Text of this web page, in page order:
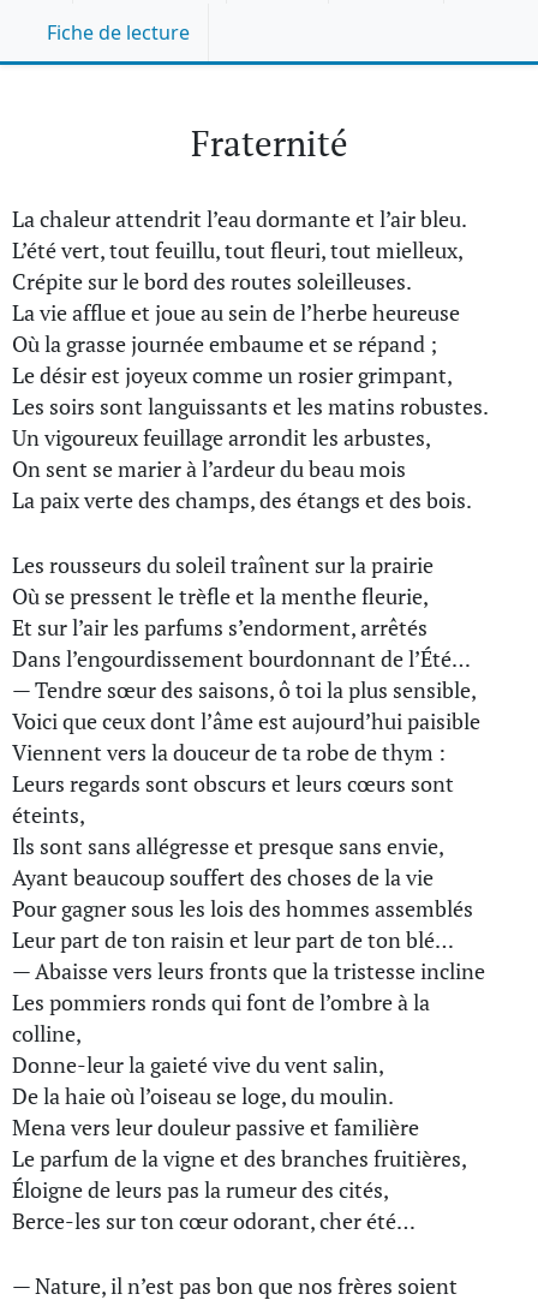
Fiche de lecture
Fraternité
La chaleur attendrit l’eau dormante et l’air bleu.
L’été vert, tout feuillu, tout fleuri, tout mielleux,
Crépite sur le bord des routes soleilleuses.
La vie afflue et joue au sein de l’herbe heureuse
Où la grasse journée embaume et se répand ;
Le désir est joyeux comme un rosier grimpant,
Les soirs sont languissants et les matins robustes.
Un vigoureux feuillage arrondit les arbustes,
On sent se marier à l’ardeur du beau mois
La paix verte des champs, des étangs et des bois.
Les rousseurs du soleil traînent sur la prairie
Où se pressent le trèfle et la menthe fleurie,
Et sur l’air les parfums s’endorment, arrêtés
Dans l’engourdissement bourdonnant de l’Été…
— Tendre sœur des saisons, ô toi la plus sensible,
Voici que ceux dont l’âme est aujourd’hui paisible
Viennent vers la douceur de ta robe de thym :
Leurs regards sont obscurs et leurs cœurs sont
éteints,
Ils sont sans allégresse et presque sans envie,
Ayant beaucoup souffert des choses de la vie
Pour gagner sous les lois des hommes assemblés
Leur part de ton raisin et leur part de ton blé…
— Abaisse vers leurs fronts que la tristesse incline
Les pommiers ronds qui font de l’ombre à la
colline,
Donne-leur la gaieté vive du vent salin,
De la haie où l’oiseau se loge, du moulin.
Mena vers leur douleur passive et familière
Le parfum de la vigne et des branches fruitières,
Éloigne de leurs pas la rumeur des cités,
Berce-les sur ton cœur odorant, cher été…
— Nature, il n’est pas bon que nos frères soient